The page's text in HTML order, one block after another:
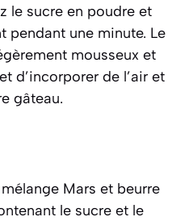
le sucre en poudre et
pendant une minute. Le
mousseux et
d’incorporer de l’air et
gâteau.
Mars et beurre
le sucre et le